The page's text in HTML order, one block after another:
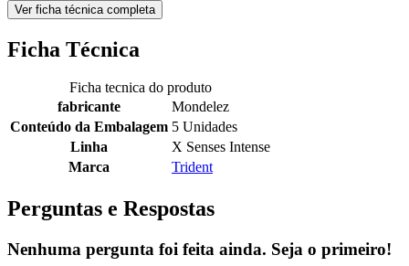
Ver ficha técnica completa
Ficha Técnica
Ficha tecnica do produto
fabricante
Mondelez
Conteúdo da Embalagem 5 Unidades
Linha
X Senses Intense
Marca
Trident
Perguntas e Respostas
Nenhuma pergunta foi feita ainda. Seja o primeiro!